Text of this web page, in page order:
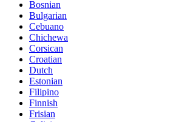
Bosnian
Bulgarian
Cebuano
Chichewa
Corsican
Croatian
Dutch
Estonian
Filipino
Finnish
Frisian